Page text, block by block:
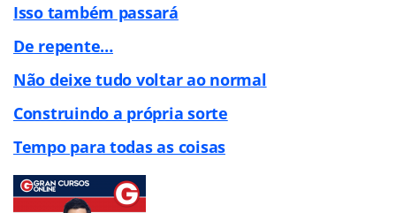
Isso também passará
De repente…
Não deixe tudo voltar ao normal
Construindo a própria sorte
Tempo para todas as coisas